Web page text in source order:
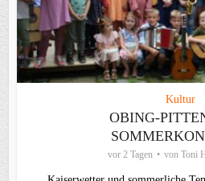
Kultur
OBING-
vor 2 Tagen von Toni